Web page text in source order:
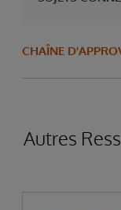
CHAÎNE
Autres